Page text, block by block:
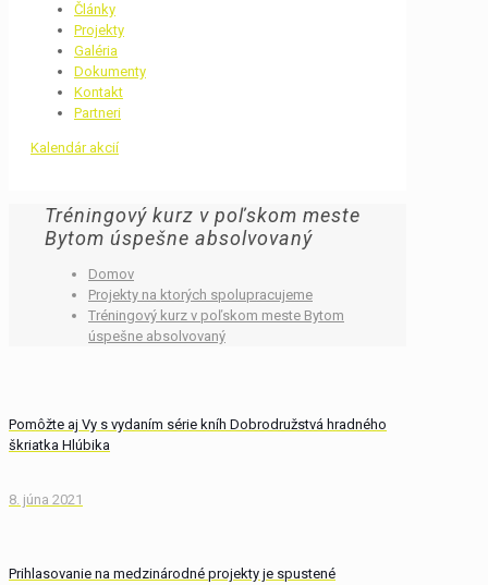
Články
Projekty
Galéria
Dokumenty
Kontakt
Partneri
Kalendár akcií
Tréningový kurz v poľskom meste
Bytom úspešne absolvovaný
Domov
Projekty na ktorých spolupracujeme
Tréningový kurz v poľskom meste Bytom
úspešne absolvovaný
Pomôžte aj Vy s vydaním série kníh Dobrodružstvá hradného
škriatka Hlúbika
8. júna 2021
Prihlasovanie na medzinárodné projekty je spustené